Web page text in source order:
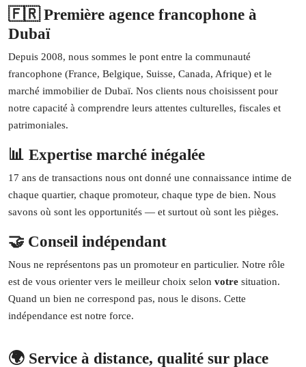
🇫🇷 Première agence francophone à
Dubaï
Depuis 2008, nous sommes le pont entre la communauté
francophone (France, Belgique, Suisse, Canada, Afrique) et le
marché immobilier de Dubaï. Nos clients nous choisissent pour
notre capacité à comprendre leurs attentes culturelles, fiscales et
patrimoniales.
📊 Expertise marché inégalée
17 ans de transactions nous ont donné une connaissance intime de
chaque quartier, chaque promoteur, chaque type de bien. Nous
savons où sont les opportunités — et surtout où sont les pièges.
🤝 Conseil indépendant
Nous ne représentons pas un promoteur en particulier. Notre rôle
est de vous orienter vers le meilleur choix selon votre situation.
Quand un bien ne correspond pas, nous le disons. Cette
indépendance est notre force.
🌍 Service à distance, qualité sur place